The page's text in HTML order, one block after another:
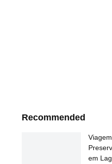
Recommended
em